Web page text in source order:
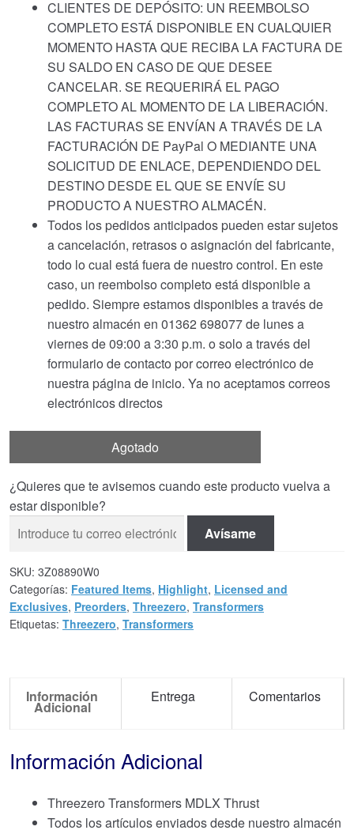
CLIENTES DE DEPÓSITO: UN REEMBOLSO
COMPLETO ESTÁ DISPONIBLE EN CUALQUIER
MOMENTO HASTA QUE RECIBA LA FACTURA DE
SU SALDO EN CASO DE QUE DESEE
CANCELAR. SE REQUERIRÁ EL PAGO
COMPLETO AL MOMENTO DE LA LIBERACIÓN.
LAS FACTURAS SE ENVÍAN A TRAVÉS DE LA
FACTURACIÓN DE PayPal O MEDIANTE UNA
SOLICITUD DE ENLACE, DEPENDIENDO DEL
DESTINO DESDE EL QUE SE ENVÍE SU
PRODUCTO A NUESTRO ALMACÉN.
Todos los pedidos anticipados pueden estar sujetos
a cancelación, retrasos o asignación del fabricante,
todo lo cual está fuera de nuestro control. En este
caso, un reembolso completo está disponible a
pedido. Siempre estamos disponibles a través de
nuestro almacén en 01362 698077 de lunes a
viernes de 09:00 a 3:30 p.m. o solo a través del
formulario de contacto por correo electrónico de
nuestra página de inicio. Ya no aceptamos correos
electrónicos directos
Agotado
¿Quieres que te avisemos cuando este producto vuelva a
estar disponible?
Avísame
SKU: 3Z08890W0
Categorías: Featured Items, Highlight, Licensed and
Exclusives, Preorders, Threezero, Transformers
Etiquetas: Threezero, Transformers
Información
Adicional
Entrega Comentarios
Información Adicional
Threezero Transformers MDLX Thrust
Todos los artículos enviados desde nuestro almacén